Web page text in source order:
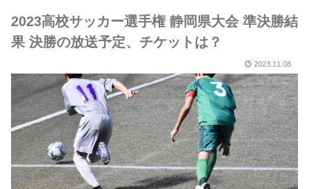
2023高校サッカー選手権 静岡県大会 準決勝結
果 決勝の放送予定、チケットは？
2023.11.08